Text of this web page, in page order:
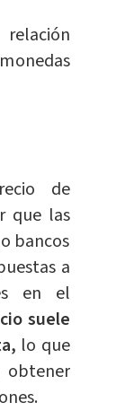
relación
de
que las
bancos
a
en el
suele
lo que